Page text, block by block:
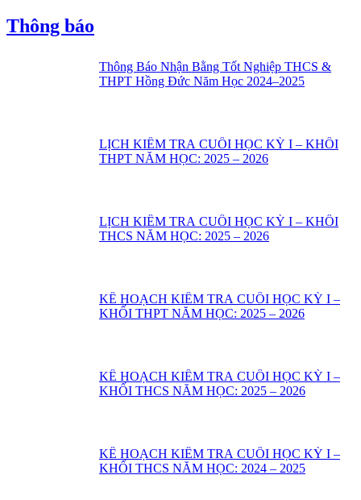
Thông báo
Thông Báo Nhận Bằng Tốt Nghiệp THCS &
THPT Hồng Đức Năm Học 2024–2025
LỊCH KIỂM TRA CUỐI HỌC KỲ I – KHỐI
THPT NĂM HỌC: 2025 – 2026
LỊCH KIỂM TRA CUỐI HỌC KỲ I – KHỐI
THCS NĂM HỌC: 2025 – 2026
KẾ HOẠCH KIỂM TRA CUỐI HỌC KỲ I –
KHỐI THPT NĂM HỌC: 2025 – 2026
KẾ HOẠCH KIỂM TRA CUỐI HỌC KỲ I –
KHỐI THCS NĂM HỌC: 2025 – 2026
KẾ HOẠCH KIỂM TRA CUỐI HỌC KỲ I –
KHỐI THCS NĂM HỌC: 2024 – 2025